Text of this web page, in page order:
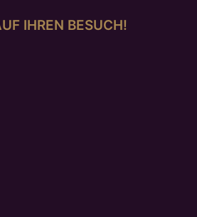
IHREN BESUCH!